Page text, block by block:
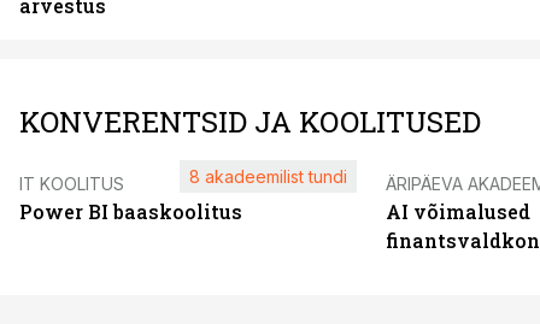
arvestus
KONVERENTSID JA KOOLITUSED
IT KOOLITUS
Power BI baaskoolitus
8 akadeemilist tundi ÄRIPÄEVA
AI võimalused